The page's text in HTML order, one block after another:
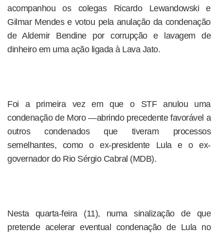
acompanhou os colegas Ricardo Lewandowski e
Gilmar Mendes e votou pela anulação da condenação
de Aldemir Bendine por corrupção e lavagem de
dinheiro em uma ação ligada à Lava Jato.
Foi a primeira vez em que o STF anulou uma
condenação de Moro —abrindo precedente favorável a
outros condenados que tiveram processos
semelhantes, como o ex-presidente Lula e o ex-
governador do Rio Sérgio Cabral (MDB).
Nesta quarta-feira (11), numa sinalização de que
pretende acelerar eventual condenação de Lula no